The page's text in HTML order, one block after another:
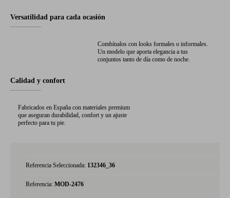
Versatilidad para cada ocasión
Combínalos con looks formales o informales.
Un modelo que aporta elegancia a tus
conjuntos tanto de día como de noche.
Calidad y confort
Fabricados en España con materiales premium
que aseguran durabilidad, confort y un ajuste
perfecto para tu pie.
Referencia Seleccionada: 132346_36
Referencia: MOD-2476